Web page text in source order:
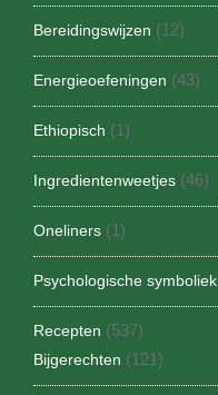
Bereidingswijzen (12)
Energieoefeningen (43)
Ethiopisch (1)
Ingredientenweetjes (46)
Oneliners (1)
Psychologische symboliek
Recepten (537)
Bijgerechten (121)